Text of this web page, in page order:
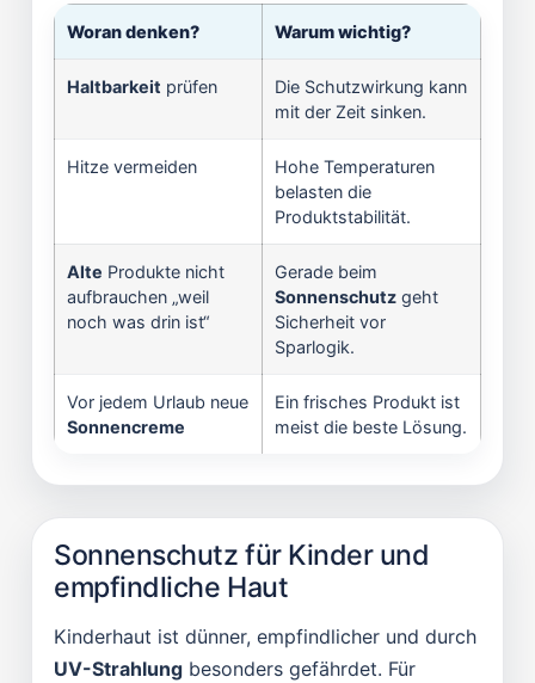
Woran denken? Warum wichtig?
Haltbarkeit prüfen
Die Schutzwirkung kann
mit der Zeit sinken.
Hitze vermeiden
Hohe Temperaturen
belasten die
Produktstabilität.
Alte Produkte nicht
aufbrauchen „weil
noch was drin ist“
Gerade beim
Sonnenschutz geht
Sicherheit vor
Sparlogik.
Vor jedem Urlaub neue
Sonnencreme
Ein frisches Produkt ist
meist die beste Lösung.
Sonnenschutz für Kinder und
empfindliche Haut
Kinderhaut ist dünner, empfindlicher und durch
UV-Strahlung besonders gefährdet. Für